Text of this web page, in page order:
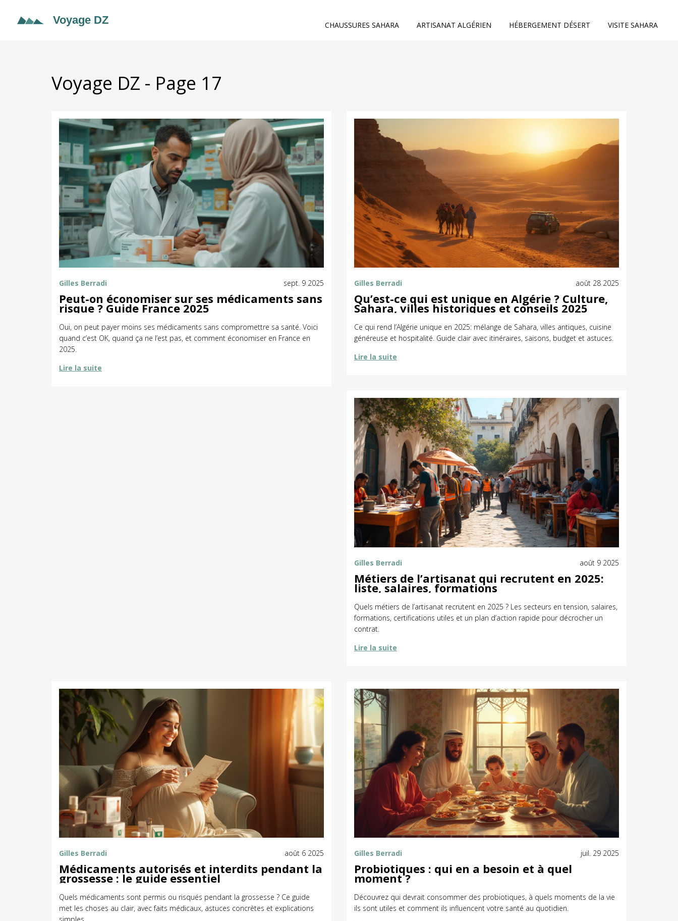
CHAUSSURES SAHARA ARTISANAT ALGÉRIEN HÉBERGEMENT DÉSERT VISITE SAHARA
Voyage DZ - Page 17
Gilles Berradi sept. 9 2025
Peut-on économiser sur ses médicaments sans
risque ? Guide France 2025
Oui, on peut payer moins ses médicaments sans compromettre sa santé. Voici
quand c’est OK, quand ça ne l’est pas, et comment économiser en France en
2025.
Lire la suite
Gilles Berradi août 28 2025
Qu’est-ce qui est unique en Algérie ? Culture,
Sahara, villes historiques et conseils 2025
Ce qui rend l’Algérie unique en 2025: mélange de Sahara, villes antiques, cuisine
généreuse et hospitalité. Guide clair avec itinéraires, saisons, budget et astuces.
Lire la suite
Gilles Berradi août 9 2025
Métiers de l’artisanat qui recrutent en 2025:
liste, salaires, formations
Quels métiers de l’artisanat recrutent en 2025 ? Les secteurs en tension, salaires,
formations, certifications utiles et un plan d’action rapide pour décrocher un
contrat.
Lire la suite
Gilles Berradi août 6 2025
Médicaments autorisés et interdits pendant la
grossesse : le guide essentiel
Quels médicaments sont permis ou risqués pendant la grossesse ? Ce guide
met les choses au clair, avec faits médicaux, astuces concrètes et explications
Gilles Berradi juil. 29 2025
Probiotiques : qui en a besoin et à quel
moment ?
Découvrez qui devrait consommer des probiotiques, à quels moments de la vie
ils sont utiles et comment ils influencent votre santé au quotidien.